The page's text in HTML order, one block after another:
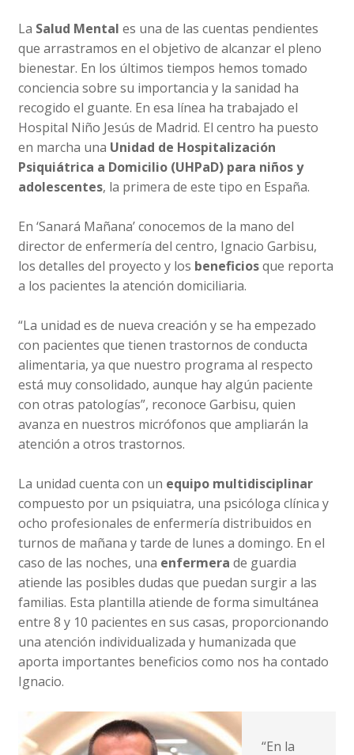
La Salud Mentales una de las cuentas pendientes
que arrastramos en el objetivo de alcanzar el pleno
bienestar. En los últimos tiempos hemos tomado
conciencia sobre su importancia y la sanidad ha
recogido el guante. En esa línea ha trabajado el
Hospital Niño Jesús de Madrid. El centro ha puesto
en marcha una Unidad de Hospitalización
Psiquiátrica a Domicilio (UHPaD) para niños y
adolescentes, la primera de este tipo en España.
En ‘Sanará Mañana’ conocemos de la mano del
director de enfermería del centro, Ignacio Garbisu,
los detalles del proyecto y los beneficiosque reporta
a los pacientes la atención domiciliaria.
“La unidad es de nueva creación y se ha empezado
con pacientes que tienen trastornos de conducta
alimentaria, ya que nuestro programa al respecto
está muy consolidado, aunque hay algún paciente
con otras patologías”, reconoce Garbisu, quien
avanza en nuestros micrófonos que ampliarán la
atención a otros trastornos.
La unidad cuenta con un equipo multidisciplinar
compuesto por un psiquiatra, una psicóloga clínica y
ocho profesionales de enfermería distribuidos en
turnos de mañana y tarde de lunes a domingo. En el
caso de las noches, una enfermerade guardia
atiende las posibles dudas que puedan surgir a las
familias. Esta plantilla atiende de forma simultánea
entre 8 y 10 pacientes en sus casas, proporcionando
una atención individualizada y humanizada que
aporta importantes beneficios como nos ha contado
Ignacio.
“En la